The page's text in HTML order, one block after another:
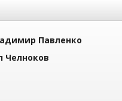
Павленко
Челноков